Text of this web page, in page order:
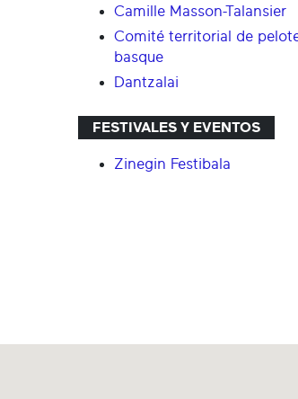
Camille Masson-Talansier
Comité territorial de
basque
Dantzalai
FESTIVALES Y EVENTOS
Zinegin Festibala